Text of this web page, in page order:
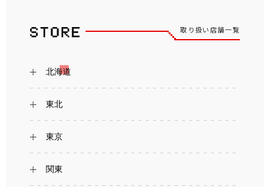
取り扱い店舗一覧
北海道
東北
東京
関東